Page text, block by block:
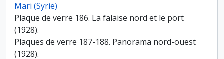
Mari (Syrie)
Plaque de verre 186. La falaise nord et le port
(1928).
Plaques de verre 187-188. Panorama nord-ouest
(1928).